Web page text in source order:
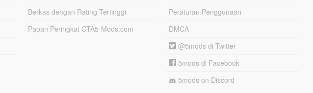
Berkas dengan Rating Tertinggi
Papan Peringkat GTA5-Mods.com
Peraturan Penggunaan
DMCA
@5mods di Twitter
5mods di Facebook
5mods on Discord